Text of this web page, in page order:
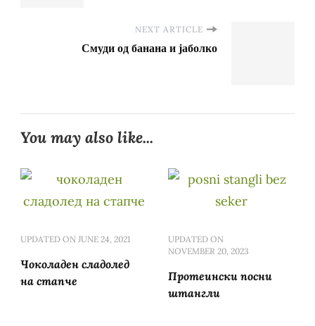
NEXT ARTICLE
Смуди од банана и јаболко
You may also like...
UPDATED ON JUNE 24, 2021
Чоколаден сладолед
на стапче
UPDATED ON
NOVEMBER 20, 2023
Протеински посни
штангли